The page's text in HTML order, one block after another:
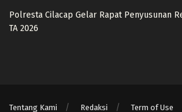
Polresta Cilacap Gelar Rapat Penyusunan
TA 2026
Tentang Kami Redaksi Term of Use